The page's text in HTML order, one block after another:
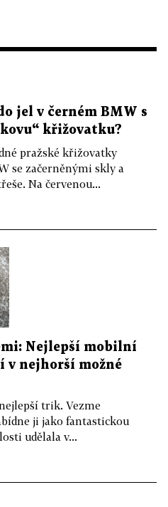
jel v černém BMW s
křižovatku?
pražské křižovatky
se začerněnými skly a
Na červenou...
Nejlepší mobilní
v nejhorší možné
trik. Vezme
ji jako fantastickou
udělala v...